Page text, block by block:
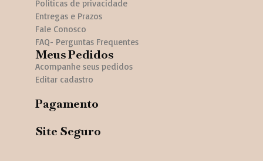
Politicas de privacidade
Entregas e Prazos
Fale Conosco
FAQ- Perguntas Frequentes
Meus Pedidos
Acompanhe seus pedidos
Editar cadastro
Pagamento
Site Seguro